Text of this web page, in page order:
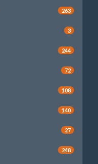
263
3
244
72
108
140
27
248